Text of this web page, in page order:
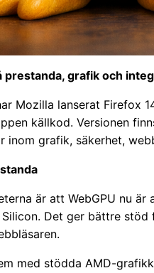
prestanda, grafik och
Mozilla lanserat Firefox
källkod. Versionen
inom grafik, säkerhet,
är att WebGPU nu
Det ger bättre
med stödda AMD-